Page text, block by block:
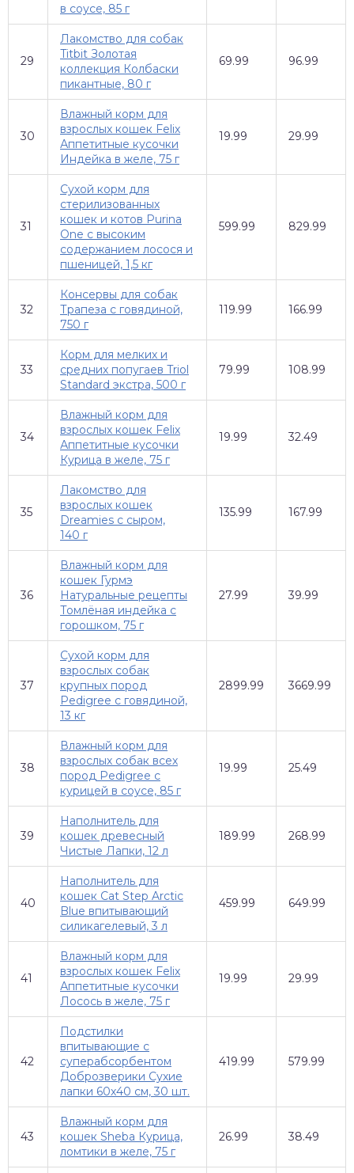
в соусе, 85 г
29
Лакомство для собак
Titbit Золотая
коллекция Колбаски
пикантные, 80 г
69.99 96.99
30
Влажный корм для
взрослых кошек Felix
Аппетитные кусочки
Индейка в желе, 75 г
19.99 29.99
31
Сухой корм для
стерилизованных
кошек и котов Purina
One с высоким
содержанием лосося и
пшеницей, 1,5 кг
599.99 829.99
32
Консервы для собак
Трапеза с говядиной,
750 г
119.99 166.99
33
Корм для мелких и
средних попугаев Triol
Standard экстра, 500 г
79.99 108.99
34
Влажный корм для
взрослых кошек Felix
Аппетитные кусочки
Курица в желе, 75 г
19.99 32.49
35
Лакомство для
взрослых кошек
Dreamies с сыром,
140 г
135.99 167.99
36
Влажный корм для
кошек Гурмэ
Натуральные рецепты
Томлёная индейка с
горошком, 75 г
27.99 39.99
37
Сухой корм для
взрослых собак
крупных пород
Pedigree с говядиной,
13 кг
2899.99 3669.99
38
Влажный корм для
взрослых собак всех
пород Pedigree с
курицей в соусе, 85 г
19.99 25.49
39
Наполнитель для
кошек древесный
Чистые Лапки, 12 л
189.99 268.99
40
Наполнитель для
кошек Cat Step Arctic
Blue впитывающий
силикагелевый, 3 л
459.99 649.99
41
Влажный корм для
взрослых кошек Felix
Аппетитные кусочки
Лосось в желе, 75 г
19.99 29.99
42
Подстилки
впитывающие с
суперабсорбентом
Доброзверики Сухие
лапки 60х40 см, 30 шт.
419.99 579.99
43
Влажный корм для
кошек Sheba Курица,
ломтики в желе, 75 г
26.99 38.49